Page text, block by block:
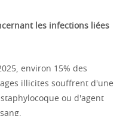
les infections liées
environ 15% des
illicites souffrent d'une
ou d'agent